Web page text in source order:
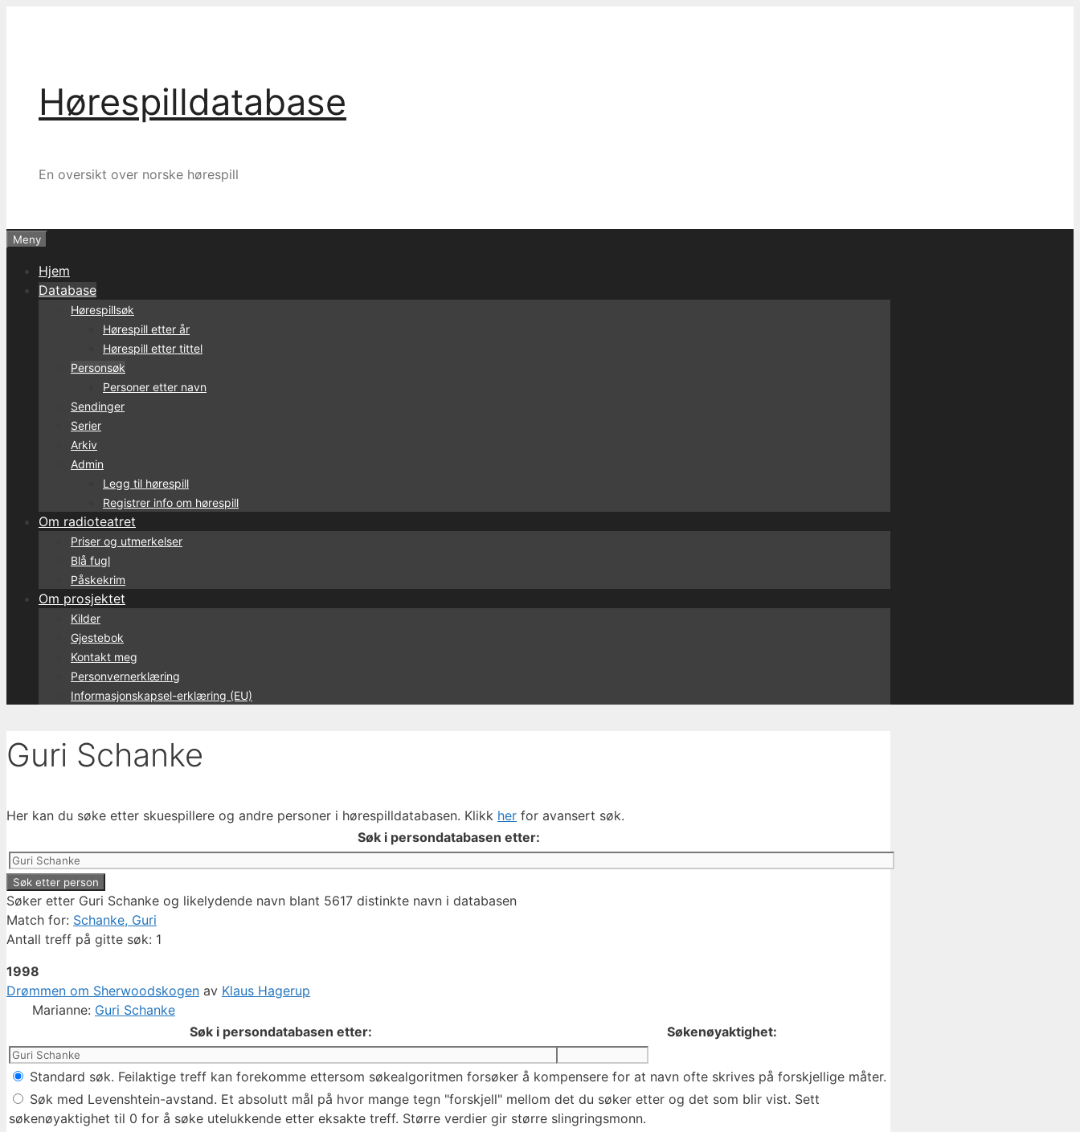
Hørespilldatabase
En oversikt over norske hørespill
Meny
Hjem
Database
Hørespillsøk
Hørespill etter år
Hørespill etter tittel
Personsøk
Personer etter navn
Sendinger
Serier
Arkiv
Admin
Legg til hørespill
Registrer info om hørespill
Om radioteatret
Priser og utmerkelser
Blå fugl
Påskekrim
Om prosjektet
Kilder
Gjestebok
Kontakt meg
Personvernerklæring
Informasjonskapsel-erklæring (EU)
Guri Schanke
Her kan du søke etter skuespillere og andre personer i hørespilldatabasen. Klikk her for avansert søk.
Søk i persondatabasen etter:
Søker etter Guri Schanke og likelydende navn blant 5617 distinkte navn i databasen
Match for: Schanke, Guri
Antall treff på gitte søk: 1
1998
Drømmen om Sherwoodskogen av Klaus Hagerup
Marianne: Guri Schanke
Søk i persondatabasen etter:
Søkenøyaktighet:
Standard søk. Feilaktige treff kan forekomme ettersom søkealgoritmen forsøker å kompensere for at navn ofte skrives på forskjellige måter.
Søk med Levenshtein-avstand. Et absolutt mål på hvor mange tegn "forskjell" mellom det du søker etter og det som blir vist. Sett
søkenøyaktighet til 0 for å søke utelukkende etter eksakte treff. Større verdier gir større slingringsmonn.